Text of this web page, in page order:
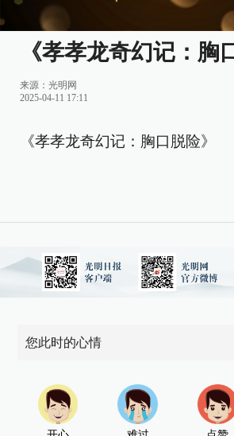
《孝孝龙奇幻记：胸
来源： 光明网
2025-04-11 17:11
《孝孝龙奇幻记：胸口脱险》
您此时的心情